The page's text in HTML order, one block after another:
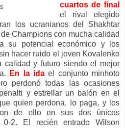
cuartos de final
el rival elegido
los ucranianos del Shakhtar
Champions con mucha calidad
su potencial económico y los
hacer ruido el joven Kovalenko
calidad y futuro siendo el mejor
En la ida el conjunto minhoto
perdonó todas las ocasiones
y estrellar un balón en el
quien perdona, lo paga, y los
de ello en sus dos únicos
2. El recién entrado Wilson